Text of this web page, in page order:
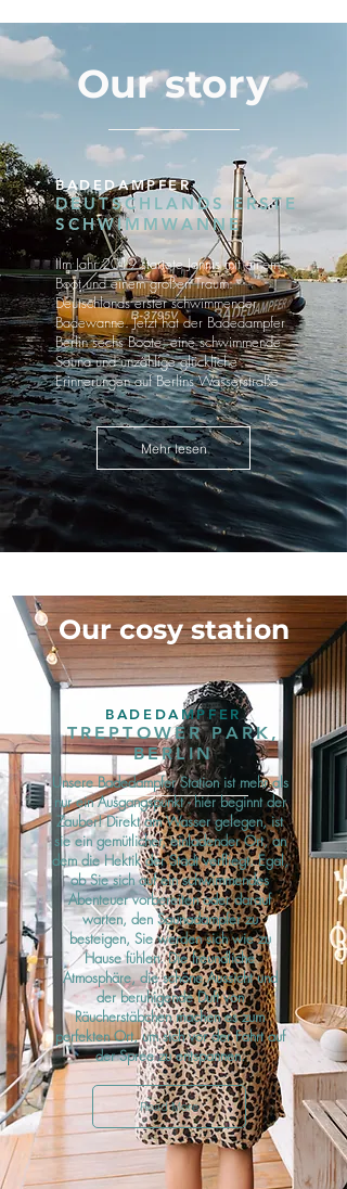
Our story
BADEDAMPFER
DEUTSCHLANDS ERSTE
SCHWIMMWANNE
IIm Jahr 2019 startete Jannis mit einem
Boot und einem großen Traum:
Deutschlands erster schwimmender
Badewanne. Jetzt hat der Badedampfer
Berlin sechs Boote, eine schwimmende
Sauna und unzählige glückliche
Erinnerungen auf Berlins Wasserstraße
Mehr lesen
Our cosy station
BADEDAMPFER
Unsere Badedampfer Station ist mehr als
nur ein Ausgangspunkt - hier beginnt der
Zauber! Direkt am Wasser gelegen, ist
sie ein gemütlicher, einladender Ort, an
dem die Hektik der Stadt verfliegt. Egal,
ob Sie sich auf ein schwimmendes
Abenteuer vorbereiten oder darauf
warten, den Saunadampfer zu
besteigen, Sie werden sich wie zu
Hause fühlen. Die freundliche
Atmosphäre, die schöne Aussicht und
der beruhigende Duft von
Räucherstäbchen machen es zum
perfekten Ort, um sich vor der Fahrt auf
der Spree zu entspannen.
TREPTOWER PARK,
BERLIN
Read More